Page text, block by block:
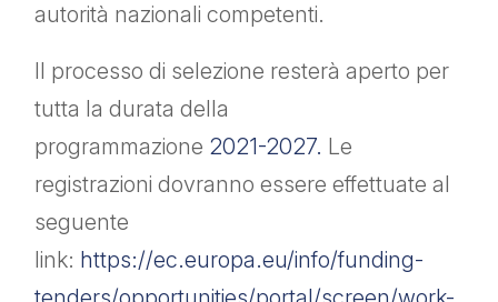
autorità nazionali competenti.
Il processo di selezione resterà aperto per
tutta la durata della
programmazione 2021-2027. Le
registrazioni dovranno essere effettuate al
seguente
link: https://ec.europa.eu/info/funding-